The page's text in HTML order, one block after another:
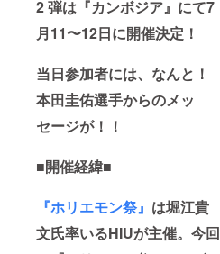
2 弾は『カンボジア』にて7
月11〜12日に開催決定！
当日参加者には、なんと！
本田圭佑選手からのメッ
セージが！！
■開催経緯■
『ホリエモン祭』 は堀江貴
文氏率いるHIUが主催。今回